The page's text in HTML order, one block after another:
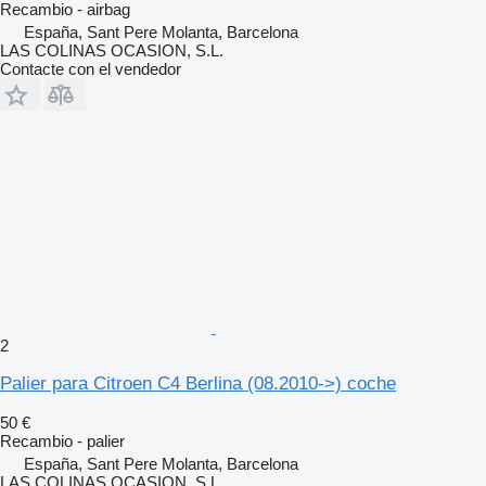
Recambio - airbag
España, Sant Pere Molanta, Barcelona
LAS COLINAS OCASION, S.L.
Contacte con el vendedor
2
Palier para Citroen C4 Berlina (08.2010->) coche
50 €
Recambio - palier
España, Sant Pere Molanta, Barcelona
LAS COLINAS OCASION, S.L.